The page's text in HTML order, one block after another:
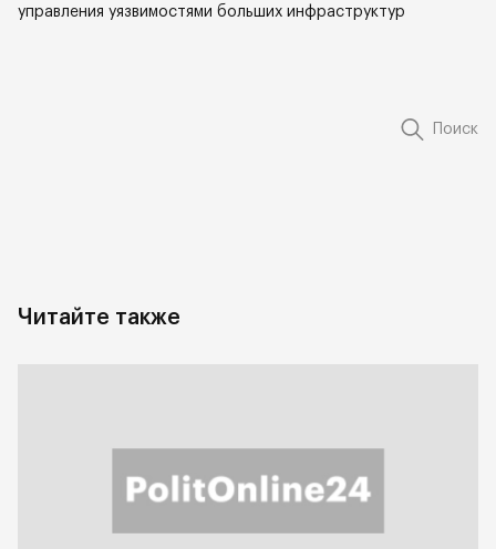
управления уязвимостями больших инфраструктур
Поиск
Читайте также